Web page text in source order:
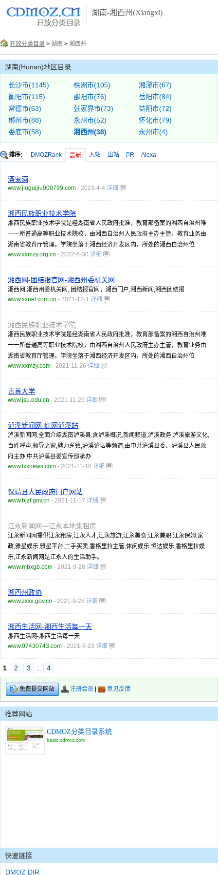
湖南-湘西州(Xiangxi)
开放分类目录 > 湖南 > 湘西州
湖南(Hunan)地区目录
长沙市(1145) 株洲市(105)
湘潭市(67)
衡阳市(115)
邵阳市(76)
岳阳市(84)
常德市(63)
张家界市(73)
益阳市(72)
郴州市(88)
永州市(52)
怀化市(79)
娄底市(58)
湘西州(38) 永州市(4)
排序: DMOZRank 最新 入站 出站 PR Alexa
酒鬼酒
www.jiuguijiu000799.com - 2023-4-4 详细
湘西民族职业技术学院
湘西民族职业技术学院是经湖南省人民政府批准，教育部备案的湘西自治州唯
一一所普通高等职业技术院校，由湘西自治州人民政府主办主管，教育业务由
湖南省教育厅管理。学院坐落于湘西经济开发区内，所处的湘西自治州位
www.xxmzy.org.cn - 2022-6-30 详细
湘西网-团结报官网-湘西州委机关网
湘西网,湘西州委机关网, 团结报官网，湘西门户,湘西新闻,湘西团结报
www.xxnet.com.cn - 2021-12-1 详细
湘西民族职业技术学院
湘西民族职业技术学院是经湖南省人民政府批准，教育部备案的湘西自治州唯
一一所普通高等职业技术院校，由湘西自治州人民政府主办主管，教育业务由
湖南省教育厅管理。学院坐落于湘西经济开发区内，所处的湘西自治州位
www.xxmzy.com - 2021-11-26 详细
吉首大学
www.jsu.edu.cn - 2021-11-26 详细
泸溪新闻网-红网泸溪站
泸溪新闻网,全面介绍湖南泸溪县,含泸溪概况,新闻频道,泸溪政务,泸溪旅游文化,
百姓呼声,领导之窗,魅力乡镇,泸溪论坛等频道,由中共泸溪县委、泸溪县人民政
府主办,中共泸溪县委宣传部承办
www.lxxnews.com - 2021-11-18 详细
保靖县人民政府门户网站
www.bjzf.gov.cn - 2021-11-17 详细
江永新闻网—江永本地集租房
江永新闻网提供江永租房,江永人才,江永旅游,江永美食,江永兼职,江永保姆,家
政,雅星娱乐,雅星平台,二手买卖,香格里拉主管,休闲娱乐,恒达娱乐,香格里拉娱
乐,江永新闻网是江永人的生活助手。
www.mbxgb.com - 2021-9-28 详细
湘西州政协
www.zxxx.gov.cn - 2021-9-28 详细
湘西生活网-湘西生活每一天
湘西生活网-湘西生活每一天
www.07430743.com - 2021-8-23 详细
1 2 3 ... 4
免费提交网站 注册会员 意见反馈
推荐网站
CDMOZ分类目录系统
basic.cdmoz.com
快速链接
DMOZ DIR